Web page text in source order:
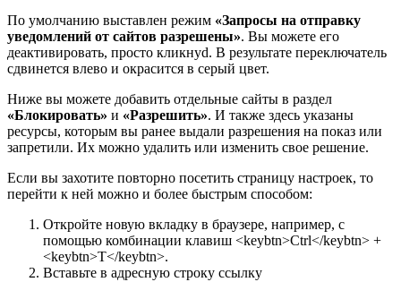
По умолчанию выставлен режим «Запросы на отправку
уведомлений от сайтов разрешены». Вы можете его
деактивировать, просто кликнуd. В результате переключатель
сдвинется влево и окрасится в серый цвет.
Ниже вы можете добавить отдельные сайты в раздел
«Блокировать» и «Разрешить». И также здесь указаны
ресурсы, которым вы ранее выдали разрешения на показ или
запретили. Их можно удалить или изменить свое решение.
Если вы захотите повторно посетить страницу настроек, то
перейти к ней можно и более быстрым способом:
Откройте новую вкладку в браузере, например, с
помощью комбинации клавиш <keybtn>Ctrl</keybtn> +
<keybtn>T</keybtn>.
Вставьте в адресную строку ссылку